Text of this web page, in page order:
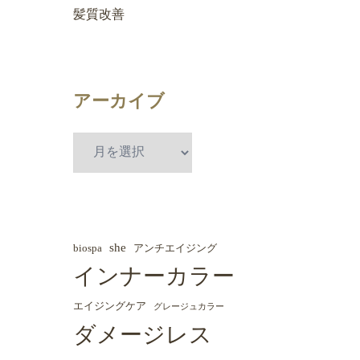
髪質改善
アーカイブ
biospa she アンチエイジング
インナーカラー
エイジングケア グレージュカラー
ダメージレス